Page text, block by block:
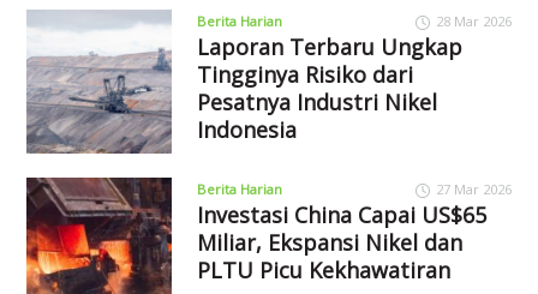
Berita Harian 28 Mar 2026
Laporan Terbaru Ungkap
Tingginya Risiko dari
Pesatnya Industri Nikel
Indonesia
Berita Harian 27 Mar 2026
Investasi China Capai US$65
Miliar, Ekspansi Nikel dan
PLTU Picu Kekhawatiran